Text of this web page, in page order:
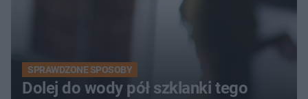
SPRAWDZONE SPOSOBY
Dolej do wody pół szklanki tego